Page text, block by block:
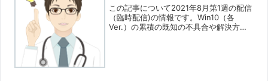
この記事について2021年8月第1週の配信
（臨時配信)の情報です。Win10（各
Ver.）の累積の既知の不具合や解決方法